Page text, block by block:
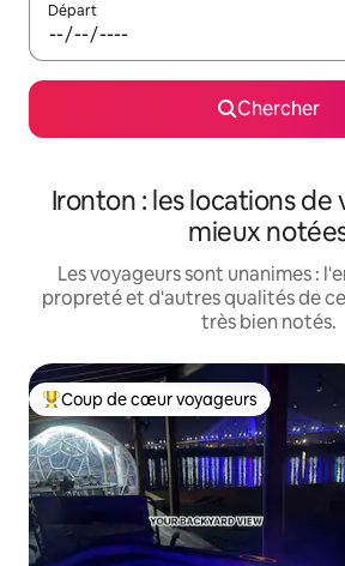
Départ
Chercher
Ironton : les locations de
mieux
Les voyageurs sont unanimes :
propreté et d'autres qualités de
très bien notés.
Coup de cœur voyageurs parmi les
Coup de cœur voyageurs